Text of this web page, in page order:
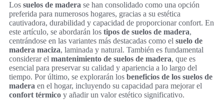
Los suelos de madera se han consolidado como una opción
preferida para numerosos hogares, gracias a su estética
cautivadora, durabilidad y capacidad de proporcionar confort. En
este artículo, se abordarán los tipos de suelos de madera,
centrándose en las variantes más destacadas como el suelo de
madera maciza, laminada y natural. También es fundamental
considerar el mantenimiento de suelos de madera, que es
esencial para preservar su calidad y apariencia a lo largo del
tiempo. Por último, se explorarán los beneficios de los suelos de
madera en el hogar, incluyendo su capacidad para mejorar el
confort térmico y añadir un valor estético significativo.